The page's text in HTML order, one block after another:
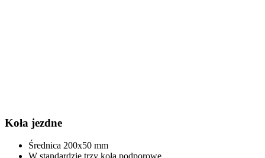
Koła jezdne
Średnica 200x50 mm